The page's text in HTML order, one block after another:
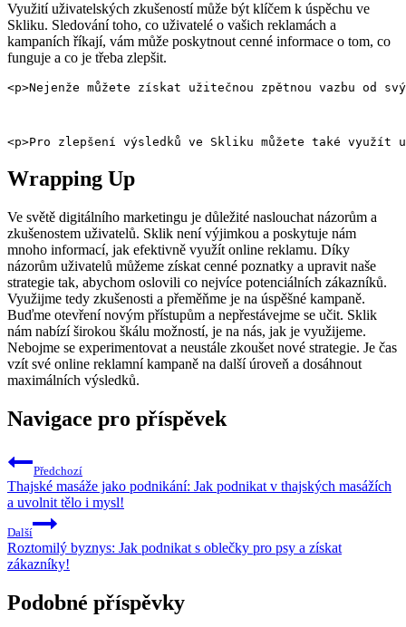
Využití uživatelských zkušeností může být klíčem k ⁣úspěchu ve ​
Skliku. ⁤Sledování toho, co uživatelé o vašich reklamách a
‍kampaních říkají,⁤ vám může poskytnout cenné informace o tom, ⁢co
⁤funguje a co​ je třeba zlepšit.
<p>Nejenže můžete získat užitečnou zpětnou vazbu
<p>Pro zlepšení výsledků ve Skliku můžete také
Wrapping Up
Ve ⁤světě digitálního ⁣marketingu ​je⁢ důležité naslouchat názorům a
zkušenostem ​uživatelů. Sklik není⁣ výjimkou ​a poskytuje nám
mnoho⁤ informací, jak efektivně využít online reklamu.‍ Díky
názorům⁢ uživatelů‌ můžeme získat cenné poznatky a upravit ⁢naše
strategie tak, abychom oslovili co nejvíce⁢ potenciálních ​zákazníků.
Využijme‌ tedy ⁤zkušenosti a přeměňme je na‌ úspěšné kampaně.‌
Buďme otevření novým přístupům ‌a ⁤nepřestávejme se ⁢učit. Sklik‌
nám nabízí‌ širokou⁣ škálu možností, je na nás, jak je ⁤využijeme.
Nebojme se ‌experimentovat a neustále zkoušet ⁣nové strategie. Je čas
vzít své online reklamní⁤ kampaně na další úroveň a dosáhnout
maximálních⁤ výsledků.
Navigace pro příspěvek
Předchozí
Thajské masáže jako podnikání: Jak podnikat v thajských masážích
a uvolnit tělo i mysl!
Další
Roztomilý byznys: Jak podnikat s oblečky pro psy a získat
zákazníky!
Podobné příspěvky